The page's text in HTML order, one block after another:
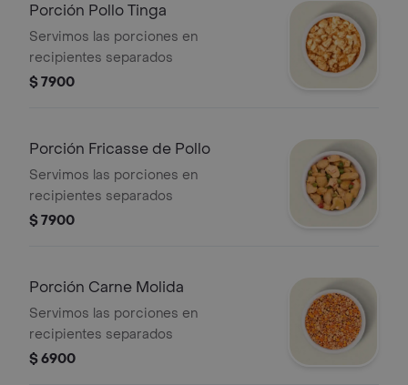
Porción Pollo Tinga
Servimos las porciones en
recipientes separados
$ 7900
Porción Fricasse de Pollo
Servimos las porciones en
recipientes separados
$ 7900
Porción Carne Molida
Servimos las porciones en
recipientes separados
$ 6900